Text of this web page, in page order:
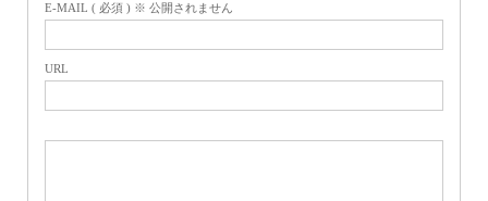
E-MAIL ( 必須 ) ※ 公開されません
URL